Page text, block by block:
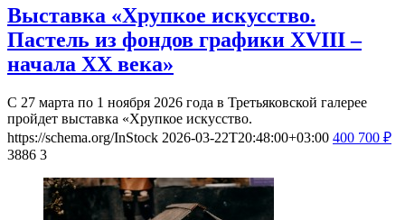
Выставка «Хрупкое искусство.
Пастель из фондов графики XVIII –
начала XX века»
С 27 марта по 1 ноября 2026 года в Третьяковской галерее
пройдет выставка «Хрупкое искусство.
https://schema.org/InStock 2026-03-22T20:48:00+03:00 400 700 ₽
3886 3